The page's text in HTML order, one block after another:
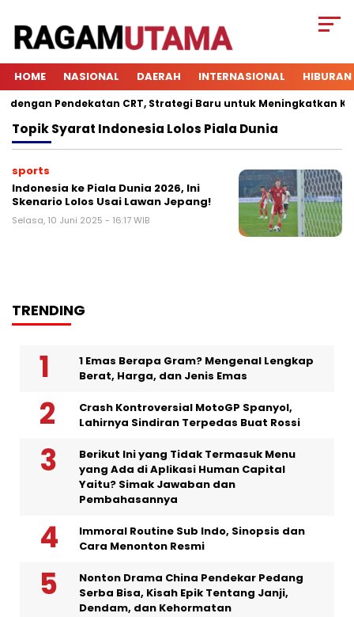
HOME NASIONAL DAERAH INTERNASIONAL HIBURAN
Pendekatan CRT, Strategi Baru untuk Meningkatkan
TopikSyarat Indonesia Lolos Piala Dunia
sports
Indonesia ke Piala Dunia 2026, Ini
Skenario Lolos Usai Lawan Jepang!
Selasa, 10 Juni 2025 - 16:17 WIB
TRENDING
1 Emas Berapa Gram? Mengenal Lengkap
Berat, Harga, dan Jenis Emas
Crash Kontroversial MotoGP Spanyol,
Lahirnya Sindiran Terpedas Buat Rossi
Berikut Ini yang Tidak Termasuk Menu
yang Ada di Aplikasi Human Capital
Yaitu? Simak Jawaban dan
Pembahasannya
Immoral Routine Sub Indo, Sinopsis dan
Cara Menonton Resmi
Nonton Drama China Pendekar Pedang
Serba Bisa, Kisah Epik Tentang Janji,
Dendam, dan Kehormatan